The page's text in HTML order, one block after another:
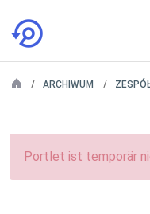
ARCHIWUM
Portlet ist temporär